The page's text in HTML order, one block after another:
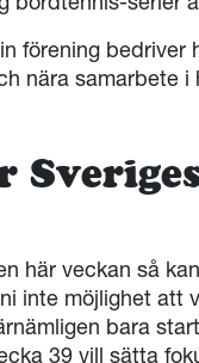
förening bedriver
nära samarbete i
här veckan så
inte möjlighet att
bara
39 vill sätta